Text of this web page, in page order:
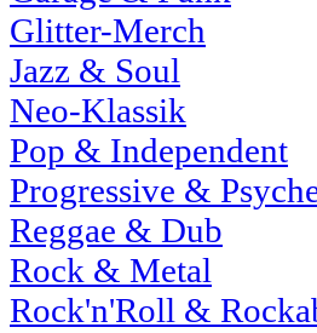
Glitter-Merch
Jazz & Soul
Neo-Klassik
Pop & Independent
Progressive &
Reggae & Dub
Rock & Metal
Rock'n'Roll &